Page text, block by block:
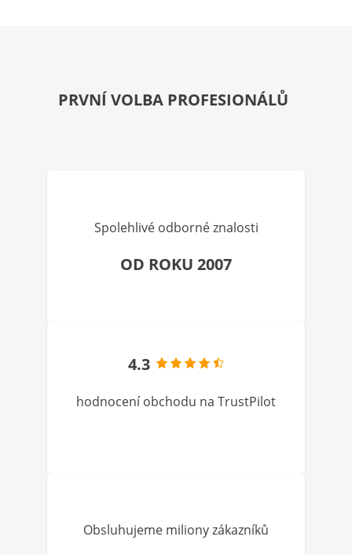
PRVNÍ VOLBA PROFESIONÁLŮ
Spolehlivé odborné znalosti
OD ROKU 2007
4.3
hodnocení obchodu na TrustPilot
Obsluhujeme miliony zákazníků